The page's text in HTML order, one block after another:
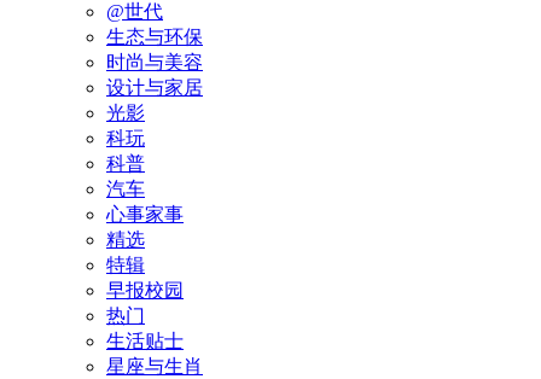
@世代
生态与环保
时尚与美容
设计与家居
光影
科玩
科普
汽车
心事家事
精选
特辑
早报校园
热门
生活贴士
星座与生肖